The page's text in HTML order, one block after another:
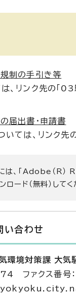
制の手引き等
、リンク先の「
届出書・申請書
いては、リンク先
は、「Adobe（R）
ロード（無料）してく
い合わせ
環境対策課 大気
ファクス番